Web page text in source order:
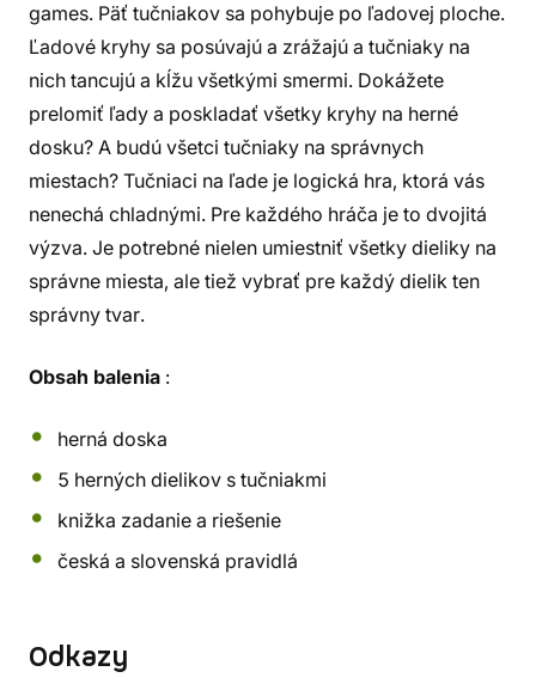
games. Päť tučniakov sa pohybuje po ľadovej ploche.
Ľadové kryhy sa posúvajú a zrážajú a tučniaky na
nich tancujú a kĺžu všetkými smermi. Dokážete
prelomiť ľady a poskladať všetky kryhy na herné
dosku? A budú všetci tučniaky na správnych
miestach? Tučniaci na ľade je logická hra, ktorá vás
nenechá chladnými. Pre každého hráča je to dvojitá
výzva. Je potrebné nielen umiestniť všetky dieliky na
správne miesta, ale tiež vybrať pre každý dielik ten
správny tvar.
Obsah balenia :
herná doska
5 herných dielikov s tučniakmi
knižka zadanie a riešenie
česká a slovenská pravidlá
Odkazy